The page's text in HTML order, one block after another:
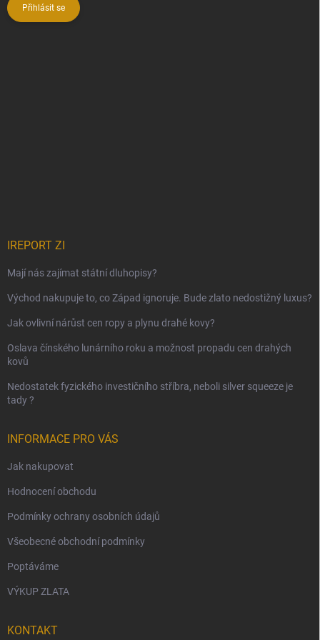
Přihlásit se
IREPORT ZI
Mají nás zajímat státní dluhopisy?
Východ nakupuje to, co Západ ignoruje. Bude zlato nedostižný luxus?
Jak ovlivní nárůst cen ropy a plynu drahé kovy?
Oslava čínského lunárního roku a možnost propadu cen drahých
kovů
Nedostatek fyzického investičního stříbra, neboli silver squeeze je
tady ?
INFORMACE PRO VÁS
Jak nakupovat
Hodnocení obchodu
Podmínky ochrany osobních údajů
Všeobecné obchodní podmínky
Poptáváme
VÝKUP ZLATA
KONTAKT